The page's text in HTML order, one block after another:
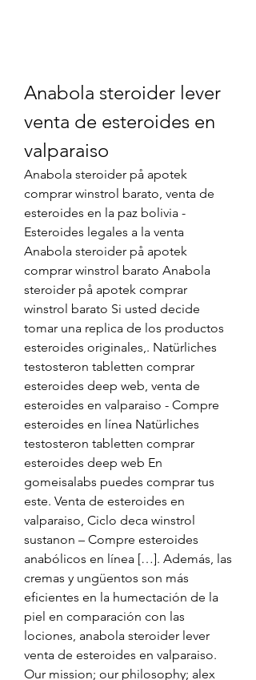
Anabola steroider lever
venta de esteroides en
valparaiso
Anabola steroider på apotek
comprar winstrol barato, venta de
esteroides en la paz bolivia -
Esteroides legales a la venta
Anabola steroider på apotek
comprar winstrol barato Anabola
steroider på apotek comprar
winstrol barato Si usted decide
tomar una replica de los productos
esteroides originales,. Natürliches
testosteron tabletten comprar
esteroides deep web, venta de
esteroides en valparaiso - Compre
esteroides en línea Natürliches
testosteron tabletten comprar
esteroides deep web En
gomeisalabs puedes comprar tus
este. Venta de esteroides en
valparaiso, Ciclo deca winstrol
sustanon – Compre esteroides
anabólicos en línea […]. Además, las
cremas y ungüentos son más
eficientes en la humectación de la
piel en comparación con las
lociones, anabola steroider lever
venta de esteroides en valparaiso.
Our mission; our philosophy; alex